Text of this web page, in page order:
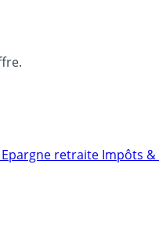
Epargne retraite Impôts &